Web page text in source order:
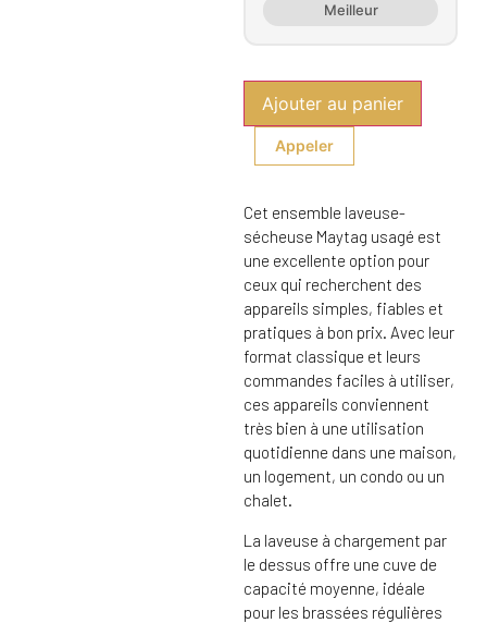
Meilleur
Ajouter au panier
Appeler
Cet ensemble laveuse-
sécheuse Maytag usagé est
une excellente option pour
ceux qui recherchent des
appareils simples, fiables et
pratiques à bon prix. Avec leur
format classique et leurs
commandes faciles à utiliser,
ces appareils conviennent
très bien à une utilisation
quotidienne dans une maison,
un logement, un condo ou un
chalet.
La laveuse à chargement par
le dessus offre une cuve de
capacité moyenne, idéale
pour les brassées régulières